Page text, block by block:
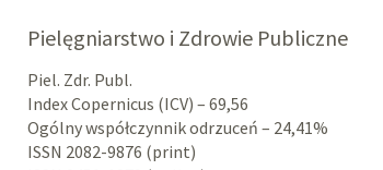
Pielęgniarstwo i Zdrowie Publiczne
Piel. Zdr. Publ.
Index Copernicus (ICV) – 69,56
Ogólny współczynnik odrzuceń – 24,41%
ISSN 2082-9876 (print)